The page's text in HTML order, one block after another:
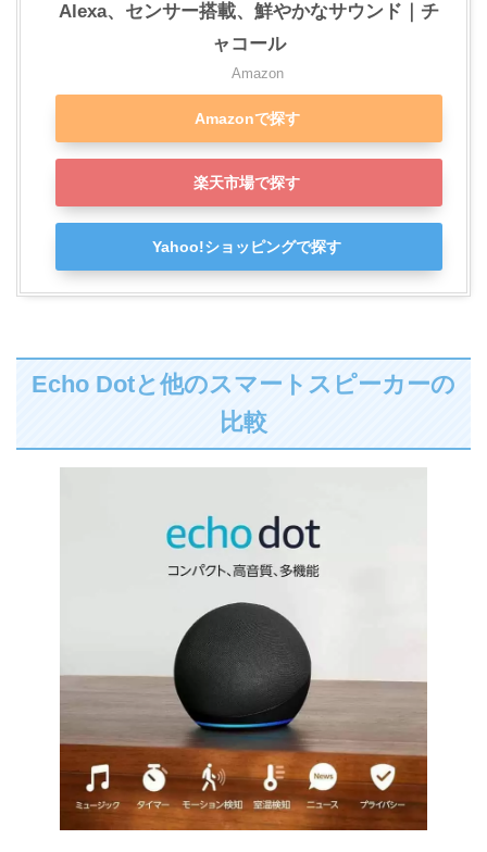
Alexa、センサー搭載、鮮やかなサウンド｜チ
ャコール
Amazon
Amazonで探す
楽天市場で探す
Yahoo!ショッピングで探す
Echo Dotと他のスマートスピーカーの
比較